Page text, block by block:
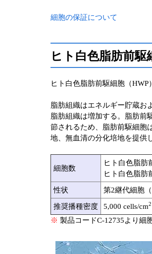
細胞の保証について
ヒト白色脂肪前駆
ヒト白色脂肪前駆細胞（
脂肪組織はエネルギー貯蔵お
脂肪組織は増加する。脂肪前
節されるため、脂肪前駆細胞
地、無血清の分化培地を提供
細胞数
ヒト白色脂肪
ヒト白色脂肪
性状 第2継代細胞
推奨播種密度 5,000 cells/cm2
※ 製品コードC-12735より細